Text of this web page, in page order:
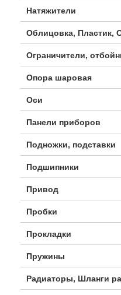
Натяжители
Облицовка, Пластик,
Ограничители,
Опора шаровая
Оси
Панели приборов
Подножки, подставки
Подшипники
Привод
Пробки
Прокладки
Пружины
Радиаторы, Шланги